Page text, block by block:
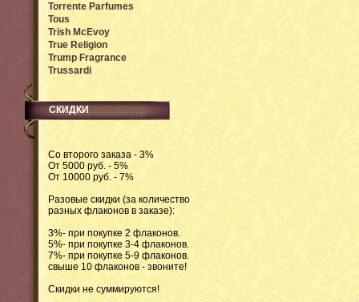
Torrente Parfumes
Tous
Trish McEvoy
True Religion
Trump Fragrance
Trussardi
СКИДКИ
Со второго заказа - 3%
От 5000 руб. - 5%
От 10000 руб. - 7%
Разовые скидки (за количество
разных флаконов в заказе):
3%- при покупке 2 флаконов.
5%- при покупке 3-4 флаконов.
7%- при покупке 5-9 флаконов.
свыше 10 флаконов - звоните!
Скидки не суммируются!